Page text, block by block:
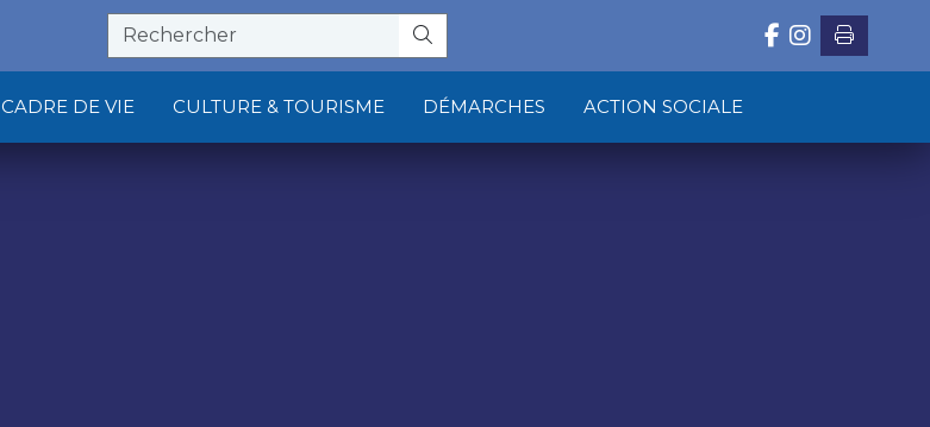
CADRE DE VIE CULTURE & TOURISME DÉMARCHES ACTION SOCIALE